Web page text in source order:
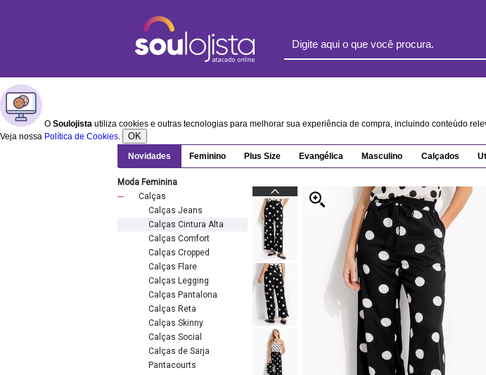
O Soulojista utiliza cookies e outras tecnologias para melhorar sua experiência de compra, incluindo conteúdo
Veja nossa Política de Cookies. OK
Novidades Feminino Plus Size Evangélica Masculino Calçados
Moda Feminina
Calças
Calças Jeans
Calças Cintura Alta
Calças Comfort
Calças Cropped
Calças Flare
Calças Legging
Calças Pantalona
Calças Reta
Calças Skinny
Calças Social
Calças de Sarja
Pantacourts